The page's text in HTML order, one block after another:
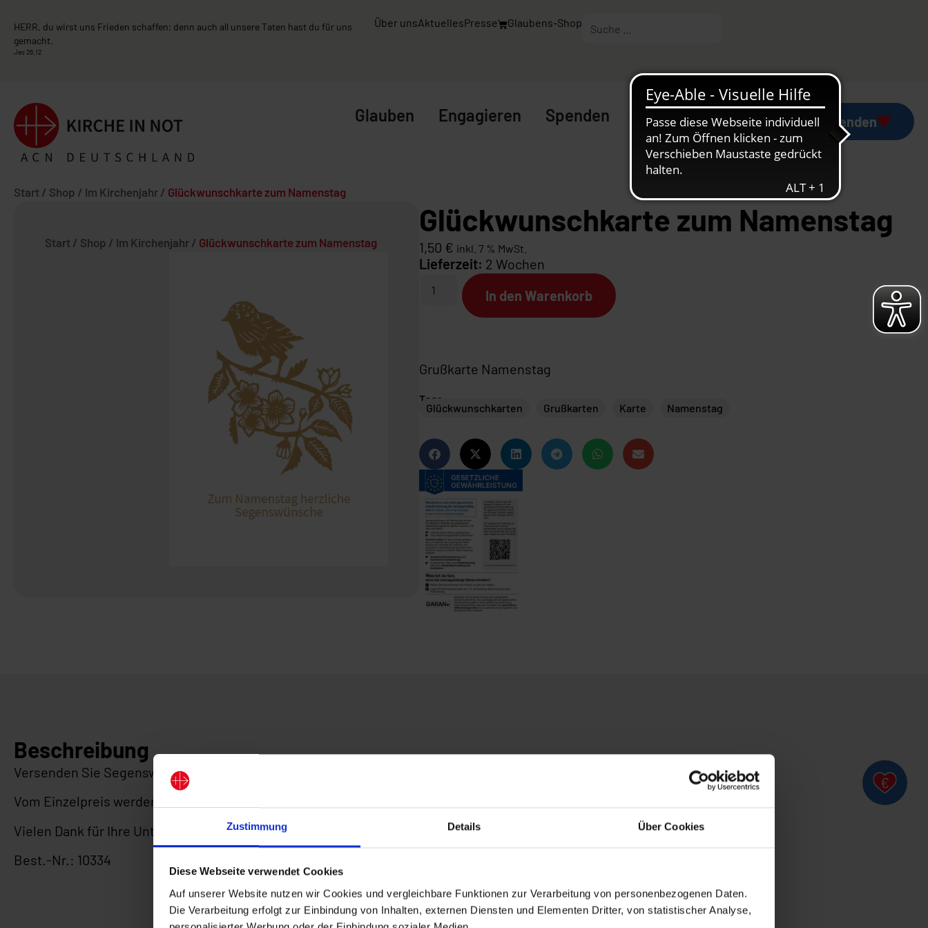
Zustimmung Details Über Cookies
Diese Webseite verwendet Cookies
Auf unserer Website nutzen wir Cookies und vergleichbare Funktionen zur Verarbeitung von personenbezogenen Daten.
Die Verarbeitung erfolgt zur Einbindung von Inhalten, externen Diensten und Elementen Dritter, von statistischer Analyse,
HERR, du wirst uns Frieden schaffen; denn auch all unsere Taten hast du für uns
gemacht.
Jes 26,12
Über unsAktuellesPresse Glaubens-Shop
Glauben Engagieren Spenden Mess-Stipendium Jetzt spenden
Start / Shop / Im Kirchenjahr / Glückwunschkarte zum Namenstag
Start / Shop / Im Kirchenjahr / Glückwunschkarte zum Namenstag
Glückwunschkarte zum Namenstag
1,50 € inkl. 7 % MwSt.
Lieferzeit: 2 Wochen
In den Warenkorb
Grußkarte Namenstag
Tags
Glückwunschkarten Grußkarten Karte Namenstag
Beschreibung
Versenden Sie Segenswünsche zum Namenstag – und helfen Sie gleichzeitig weltweit:
Vom Einzelpreis werden jeweils 1,– € für die weltweiten Aufgaben von KIRCHE IN NOT eingesetzt.
Vielen Dank für Ihre Unterstützung!
Best.-Nr.: 10334